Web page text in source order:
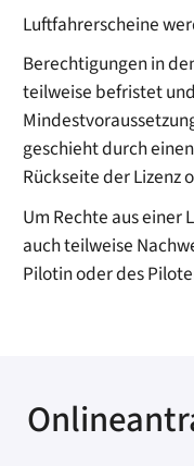
Luftfahrerscheine
Berechtigungen in
teilweise befristet
geschieht durch
Rückseite der Lizenz
Um Rechte aus einer
auch teilweise
Pilotin oder des